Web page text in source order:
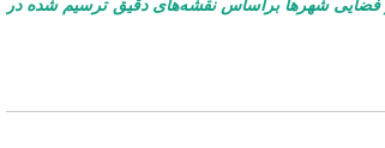
شهرها براساس نقشه‌های دقیق ترسیم‌ شده در